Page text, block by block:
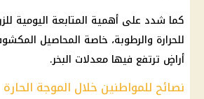
كما شدد على أهمية المتابعة اليومية
للحرارة والرطوبة، خاصة المحاصيل
أراضٍ ترتفع فيها معدلات البخر.
نصائح للمواطنين خلال الموجة الحارة